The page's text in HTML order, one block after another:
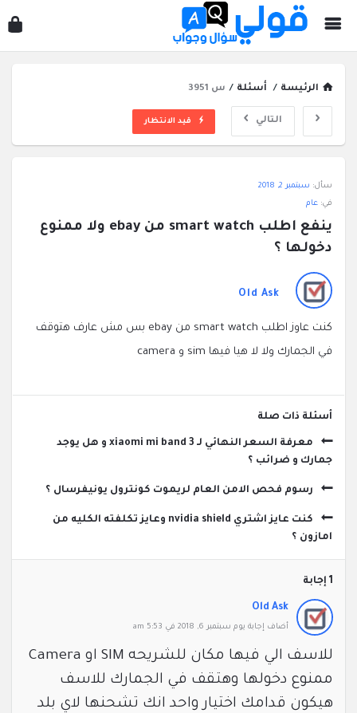
الرئيسة / أسئلة / س 3951
التالي قيد الانتظار
سؤال
وجواب
الاحدث
سأل: سبتمبر 2, 2018
في: عام
دخولها ؟
Old Ask
كنت عاوز اطلب smart watch من ebay بس مش عارف هتوقف
في الجمارك ولا لا هيا فيها sim و camera
‫أسئلة ذات صلة
معرفة السعر النهائي لـ xiaomi mi band 3 و هل يوجد
جمارك و ضرائب ؟
رسوم فحص الامن العام لريموت كونترول يونيفرسال ؟
كنت عايز اشتري nvidia shield وعايز تكلفته الكليه من
امازون ؟
‫1 إجابة
Old Ask
‫أضاف ‫‫إجابة يوم سبتمبر 6, 2018 في 5:53 am
للاسف الي فيها مكان للشريحه SIM او Camera
ممنوع دخولها وهتقف في الجمارك للاسف
هيكون قدامك اختيار واحد انك تشحنها لاي بلد